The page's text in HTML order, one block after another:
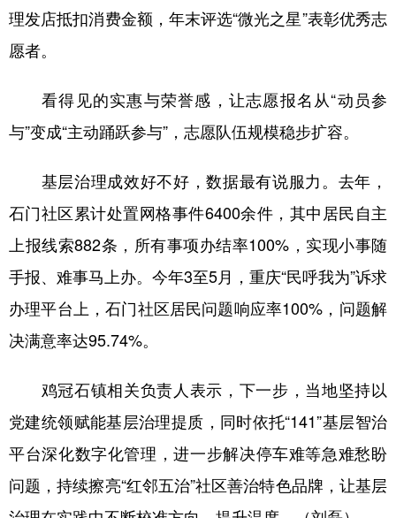
理发店抵扣消费金额，年末评选“微光之星”表彰优秀志
愿者。
看得见的实惠与荣誉感，让志愿报名从“动员参
与”变成“主动踊跃参与”，志愿队伍规模稳步扩容。
基层治理成效好不好，数据最有说服力。去年，
石门社区累计处置网格事件6400余件，其中居民自主
上报线索882条，所有事项办结率100%，实现小事随
手报、难事马上办。今年3至5月，重庆“民呼我为”诉求
办理平台上，石门社区居民问题响应率100%，问题解
决满意率达95.74%。
鸡冠石镇相关负责人表示，下一步，当地坚持以
党建统领赋能基层治理提质，同时依托“141”基层智治
平台深化数字化管理，进一步解决停车难等急难愁盼
问题，持续擦亮“红邻五治”社区善治特色品牌，让基层